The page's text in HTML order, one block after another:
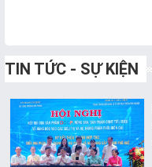
TIN TỨC - SỰ KIỆN